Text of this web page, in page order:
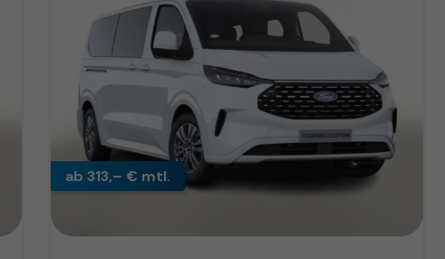
ab 313,– € mtl.